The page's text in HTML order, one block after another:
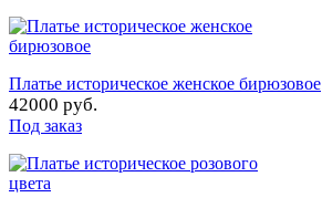
Платье историческое женское бирюзовое
42000 руб.
Под заказ